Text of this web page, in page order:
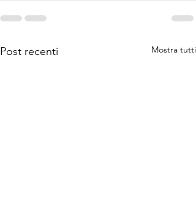
Post recenti Mostra tutti